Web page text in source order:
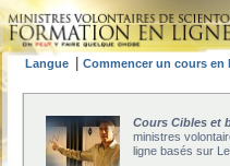
Langue Commencer un cours en
Cours Cibles et
ministres
ligne basés sur